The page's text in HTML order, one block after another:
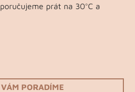
prát na 30°C a
PORADÍME